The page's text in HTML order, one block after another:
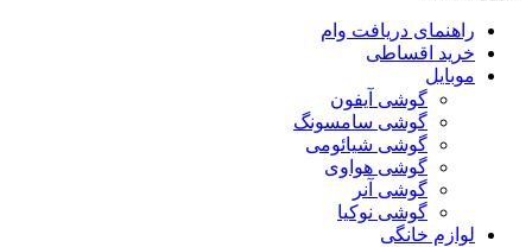
راهنمای دریافت وام
خرید اقساطی
موبایل
گوشی آیفون
گوشی سامسونگ
گوشی شیائومی
گوشی هواوی
گوشی آنر
گوشی نوکیا
لوازم خانگی